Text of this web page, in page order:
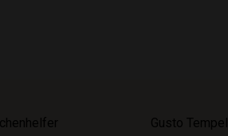
Gusto Tempel